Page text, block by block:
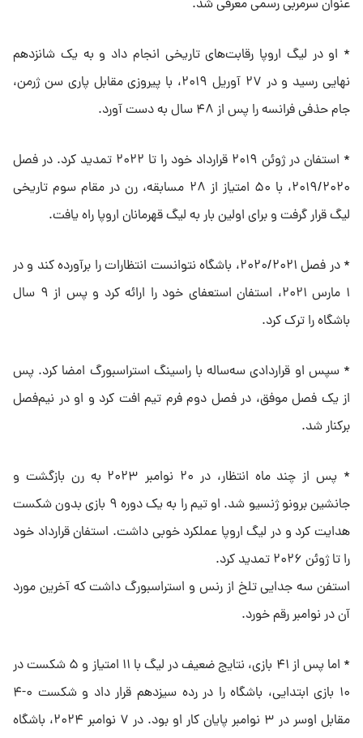
عنوان سرمربی رسمی معرفی شد.
* او در لیگ اروپا رقابت‌های تاریخی انجام داد و به یک شانزدهم
نهایی رسید و در ۲۷ آوریل ۲۰۱۹، با پیروزی مقابل پاری سن ژرمن،
جام حذفی فرانسه را پس از ۴۸ سال به دست آورد.
* استفان در ژوئن ۲۰۱۹ قرارداد خود را تا ۲۰۲۲ تمدید کرد. در فصل
۲۰۱۹/۲۰۲۰، با ۵۰ امتیاز از ۲۸ مسابقه، رن در مقام سوم تاریخی
لیگ قرار گرفت و برای اولین بار به لیگ قهرمانان اروپا راه یافت.
* در فصل ۲۰۲۰/۲۰۲۱، باشگاه نتوانست انتظارات را برآورده کند و در
۱ مارس ۲۰۲۱، استفان استعفای خود را ارائه کرد و پس از ۹ سال
باشگاه را ترک کرد.
* سپس او قراردادی سه‌ساله با راسینگ استراسبورگ امضا کرد. پس
از یک فصل موفق، در فصل دوم فرم تیم افت کرد و او در نیم‌فصل
برکنار شد.
* پس از چند ماه انتظار، در ۲۰ نوامبر ۲۰۲۳ به رن بازگشت و
جانشین برونو ژنسیو شد. او تیم را به یک دوره ۹ بازی بدون شکست
هدایت کرد و در لیگ اروپا عملکرد خوبی داشت. استفان قرارداد خود
را تا ژوئن ۲۰۲۶ تمدید کرد.
استفن سه جدایی تلخ از رنس و استراسبورگ داشت که آخرین مورد
آن در نوامبر رقم خورد.
* اما پس از ۴۱ بازی، نتایج ضعیف در لیگ با ۱۱ امتیاز و ۵ شکست در
۱۰ بازی ابتدایی، باشگاه را در رده سیزدهم قرار داد و شکست ۰-۴
مقابل اوسر در ۳ نوامبر پایان کار او بود. در ۷ نوامبر ۲۰۲۴، باشگاه